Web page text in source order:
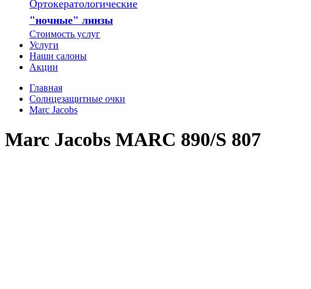
Ортокератологические
"ночные" линзы
Стоимость услуг
Услуги
Наши салоны
Акции
Главная
Солнцезащитные очки
Marc Jacobs
Marc Jacobs MARC 890/S 807